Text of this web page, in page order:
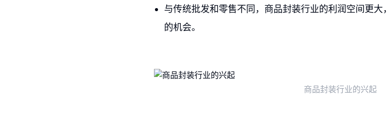
与传统批发和零售不同，商品封装行业的利润空间更大
的机会。
商品封装行业的兴起